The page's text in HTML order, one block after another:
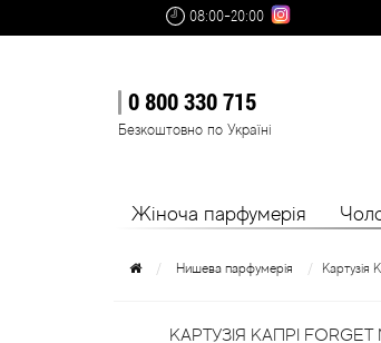
08:00-20:00
0 800 330 715
Безкоштовно по Україні
Жіноча парфумерія
Нишева парфумерія
КАРТУЗІЯ КАПРІ